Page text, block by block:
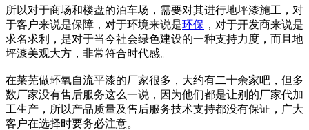
所以对于商场和楼盘的泊车场，需要对其进行地坪漆施工，对
于客户来说是保障，对于环境来说是环保 ，对于开发商来说是
求名求利，是对于当今社会绿色建设的一种支持力度，而且地
坪漆美观大方，非常符合时代感。
在莱芜做环氧自流平漆的厂家很多，大约有二十余家吧，但多
数厂家没有售后服务这么一说，因为他们都是让别的厂家代加
工生产，所以产品质量及售后服务技术支持都没有保证，广大
客户在选择时要务必注意。